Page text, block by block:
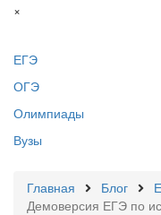
×
ЕГЭ
ОГЭ
Олимпиады
Вузы
Главная Блог
Демоверсия ЕГЭ по